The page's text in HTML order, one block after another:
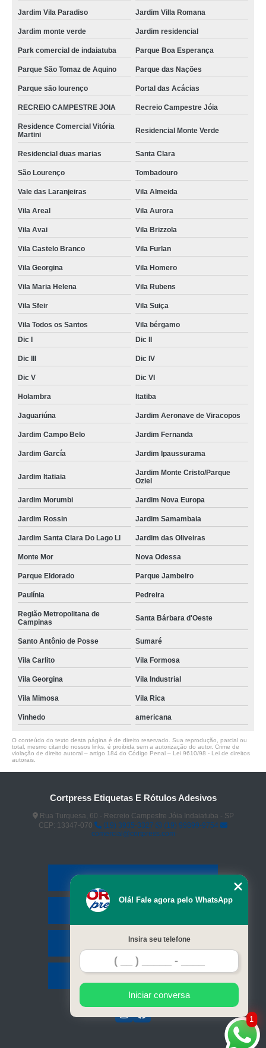
Jardim Vila Paradiso Jardim Villa Romana
Jardim monte verde Jardim residencial
Park comercial de indaiatuba Parque Boa Esperança
Parque São Tomaz de Aquino Parque das Nações
Parque são lourenço Portal das Acácias
RECREIO CAMPESTRE JOIA Recreio Campestre Jóia
Residence Comercial Vitória
Martini
Residencial Monte Verde
Residencial duas marias Santa Clara
São Lourenço Tombadouro
Vale das Laranjeiras Vila Almeida
Vila Areal Vila Aurora
Vila Avai Vila Brizzola
Vila Castelo Branco Vila Furlan
Vila Georgina Vila Homero
Vila Maria Helena Vila Rubens
Vila Sfeir Vila Suiça
Vila Todos os Santos
Vila bérgamo
Dic I
Dic II
Dic III Dic IV
Dic V Dic VI
Holambra Itatiba
Jaguariúna Jardim Aeronave de Viracopos
Jardim Campo Belo Jardim Fernanda
Jardim García Jardim Ipaussurama
Jardim Itatiaia
Jardim Monte Cristo/Parque
Oziel
Jardim Morumbi Jardim Nova Europa
Jardim Rossin Jardim Samambaia
Jardim Santa Clara Do Lago Ll Jardim das Oliveiras
Monte Mor Nova Odessa
Parque Eldorado Parque Jambeiro
Paulínia Pedreira
Região Metropolitana de
Campinas
Santa Bárbara d'Oeste
Santo Antônio de Posse Sumaré
Vila Carlito Vila Formosa
Vila Georgina Vila Industrial
Vila Mimosa Vila Rica
Vinhedo americana
O conteúdo do texto desta página é de direito reservado. Sua reprodução, parcial ou
total, mesmo citando nossos links, é proibida sem a autorização do autor. Crime de
violação de direito autoral – artigo 184 do Código Penal – Lei 9610/98 - Lei de direitos
autorais
Cortpress Etiquetas E Rótulos Adesivos
Rua Turquesa, 60 - Recreio Campestre Jóia Indaiatuba - SP
CEP: 13347-070
(19) 3935-3327
(19) 99899-9754
comercial@cortpress.com
Contato
1
Olá! Fale agora pelo WhatsApp
Insira seu telefone
Iniciar conversa